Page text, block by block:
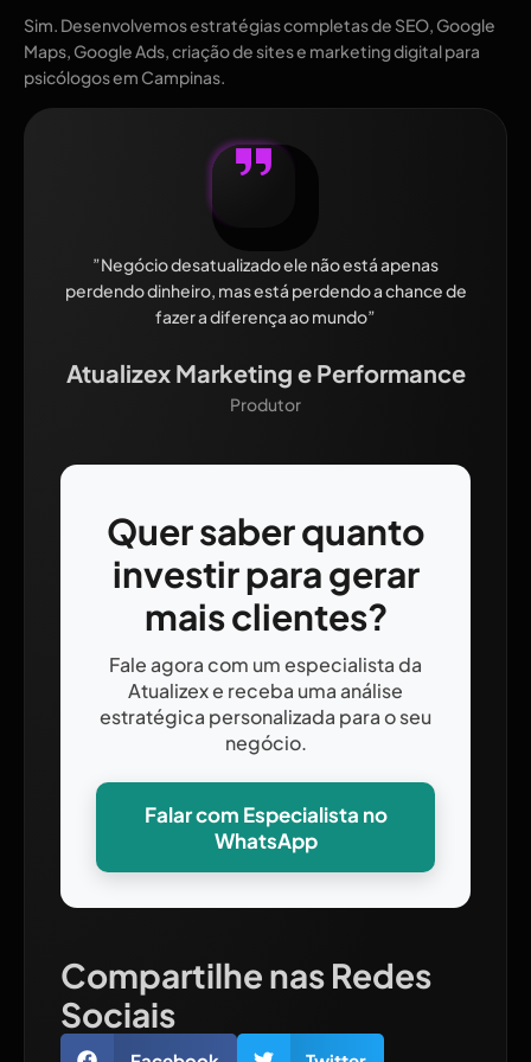
Sim. Desenvolvemos estratégias completas de SEO, Google
Maps, Google Ads, criação de sites e marketing digital para
psicólogos em Campinas.
”Negócio desatualizado ele não está apenas
perdendo dinheiro, mas está perdendo a chance de
fazer a diferença ao mundo”
Atualizex Marketing e Performance
Produtor
Quer saber quanto
investir para gerar
mais clientes?
Fale agora com um especialista da
Atualizex e receba uma análise
estratégica personalizada para o seu
negócio.
Falar com Especialista no
WhatsApp
Compartilhe nas Redes
Sociais